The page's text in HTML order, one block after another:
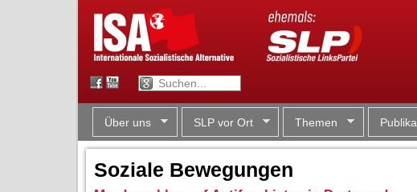
Über uns SLP vor Ort Themen
Soziale Bewegungen